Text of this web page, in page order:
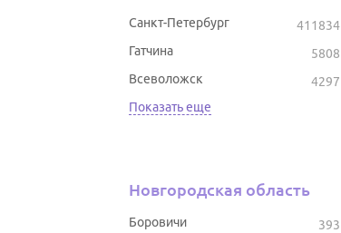
411834
Санкт-Петербург
5808
Гатчина
4297
Всеволожск
Показать еще
Новгородская область
393
Боровичи